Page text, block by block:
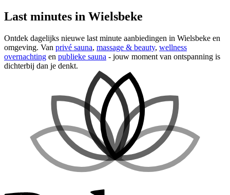
Last minutes in Wielsbeke
Ontdek dagelijks nieuwe last minute aanbiedingen in Wielsbeke en
omgeving. Van privé sauna, massage & beauty, wellness
overnachting en publieke sauna - jouw moment van ontspanning is
dichterbij dan je denkt.